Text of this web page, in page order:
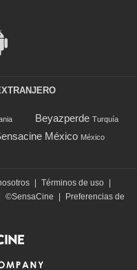
Beyazperde Turquía
México México
Términos de uso
©SensaCine
Preferencias de